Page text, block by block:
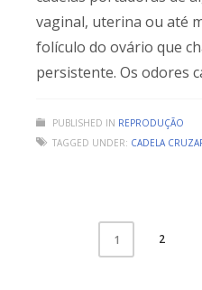
vaginal, uterina ou até
folículo do ovário que
persistente. Os odores
PUBLISHED IN REPRODUÇÃO
TAGGED UNDER: CADELA
1 2